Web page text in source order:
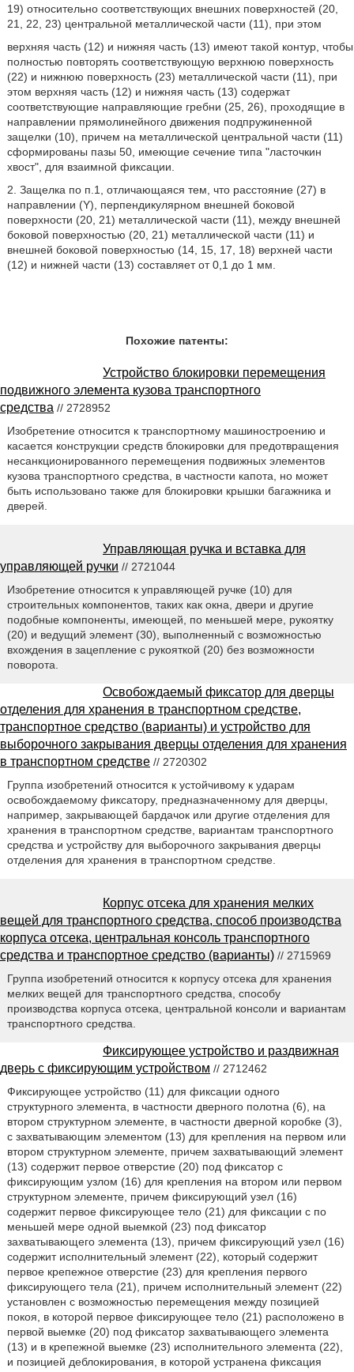
19) относительно соответствующих внешних поверхностей (20,
21, 22, 23) центральной металлической части (11), при этом
верхняя часть (12) и нижняя часть (13) имеют такой контур, чтобы
полностью повторять соответствующую верхнюю поверхность
(22) и нижнюю поверхность (23) металлической части (11), при
этом верхняя часть (12) и нижняя часть (13) содержат
соответствующие направляющие гребни (25, 26), проходящие в
направлении прямолинейного движения подпружиненной
защелки (10), причем на металлической центральной части (11)
сформированы пазы 50, имеющие сечение типа "ласточкин
хвост", для взаимной фиксации.
2. Защелка по п.1, отличающаяся тем, что расстояние (27) в
направлении (Y), перпендикулярном внешней боковой
поверхности (20, 21) металлической части (11), между внешней
боковой поверхностью (20, 21) металлической части (11) и
внешней боковой поверхностью (14, 15, 17, 18) верхней части
(12) и нижней части (13) составляет от 0,1 до 1 мм.
Похожие патенты:
Устройство блокировки перемещения
подвижного элемента кузова транспортного
средства // 2728952
Изобретение относится к транспортному машиностроению и
касается конструкции средств блокировки для предотвращения
несанкционированного перемещения подвижных элементов
кузова транспортного средства, в частности капота, но может
быть использовано также для блокировки крышки багажника и
дверей.
Управляющая ручка и вставка для
управляющей ручки // 2721044
Изобретение относится к управляющей ручке (10) для
строительных компонентов, таких как окна, двери и другие
подобные компоненты, имеющей, по меньшей мере, рукоятку
(20) и ведущий элемент (30), выполненный с возможностью
вхождения в зацепление с рукояткой (20) без возможности
поворота.
Освобождаемый фиксатор для дверцы
отделения для хранения в транспортном средстве,
транспортное средство (варианты) и устройство для
выборочного закрывания дверцы отделения для хранения
в транспортном средстве // 2720302
Группа изобретений относится к устойчивому к ударам
освобождаемому фиксатору, предназначенному для дверцы,
например, закрывающей бардачок или другие отделения для
хранения в транспортном средстве, вариантам транспортного
средства и устройству для выборочного закрывания дверцы
отделения для хранения в транспортном средстве.
Корпус отсека для хранения мелких
вещей для транспортного средства, способ производства
корпуса отсека, центральная консоль транспортного
средства и транспортное средство (варианты) // 2715969
Группа изобретений относится к корпусу отсека для хранения
мелких вещей для транспортного средства, способу
производства корпуса отсека, центральной консоли и вариантам
транспортного средства.
Фиксирующее устройство и раздвижная
дверь с фиксирующим устройством // 2712462
Фиксирующее устройство (11) для фиксации одного
структурного элемента, в частности дверного полотна (6), на
втором структурном элементе, в частности дверной коробке (3),
с захватывающим элементом (13) для крепления на первом или
втором структурном элементе, причем захватывающий элемент
(13) содержит первое отверстие (20) под фиксатор с
фиксирующим узлом (16) для крепления на втором или первом
структурном элементе, причем фиксирующий узел (16)
содержит первое фиксирующее тело (21) для фиксации с по
меньшей мере одной выемкой (23) под фиксатор
захватывающего элемента (13), причем фиксирующий узел (16)
содержит исполнительный элемент (22), который содержит
первое крепежное отверстие (23) для крепления первого
фиксирующего тела (21), причем исполнительный элемент (22)
установлен с возможностью перемещения между позицией
покоя, в которой первое фиксирующее тело (21) расположено в
первой выемке (20) под фиксатор захватывающего элемента
(13) и в крепежной выемке (23) исполнительного элемента (22),
и позицией деблокирования, в которой устранена фиксация